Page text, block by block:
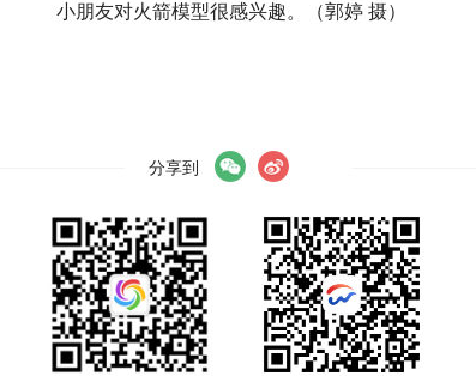
小朋友对火箭模型很感兴趣。（郭婷 摄）
分享到